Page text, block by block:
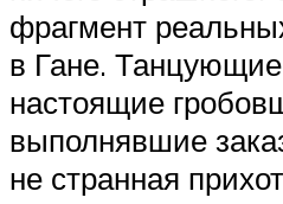
фрагмент
в Гане.
настоящие
выполнявшие
не странная